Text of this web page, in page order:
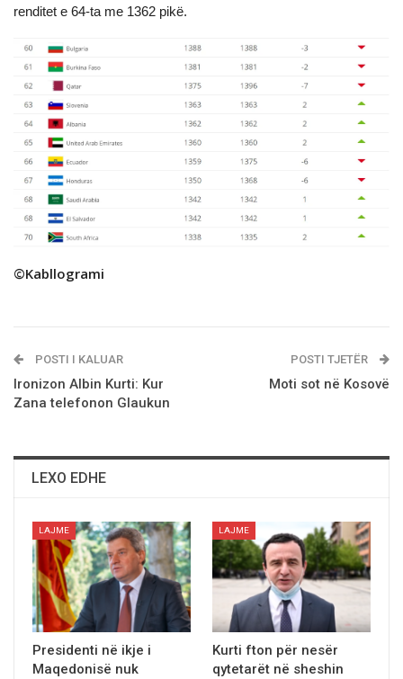
renditet e 64-ta me 1362 pikë.
©Kabllogrami
POSTI I KALUAR
Ironizon Albin Kurti: Kur
Zana telefonon Glaukun
POSTI TJETËR
Moti sot në Kosovë
LEXO EDHE
LAJME
Presidenti në ikje i
Maqedonisë nuk
LAJME
Kurti fton për nesër
qytetarët në sheshin